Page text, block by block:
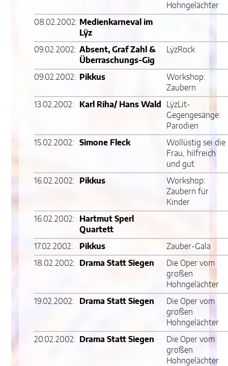
Hohngelächter
08.02.2002: Medienkarneval im
Lÿz
09.02.2002: Absent, Graf Zahl &
Überraschungs-Gig
LÿzRock
09.02.2002: Pikkus
Workshop:
Zaubern
13.02.2002: Karl Riha/ Hans Wald
LÿzLit-
Gegengesänge:
Parodien
15.02.2002: Simone Fleck
Wollüstig sei die
Frau, hilfreich
und gut
16.02.2002: Pikkus
Workshop:
Zaubern für
Kinder
16.02.2002:
Hartmut Sperl
Quartett
17.02.2002: Pikkus Zauber-Gala
18.02.2002: Drama Statt Siegen
Die Oper vom
großen
Hohngelächter
19.02.2002: Drama Statt Siegen
Die Oper vom
großen
Hohngelächter
20.02.2002: Drama Statt Siegen
Die Oper vom
großen
Hohngelächter